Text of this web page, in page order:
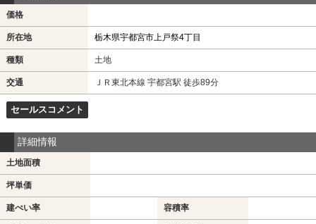
価格
所在地 栃木県宇都宮市上戸祭4丁目
種類 土地
交通 ＪＲ東北本線 宇都宮駅 徒歩89分
セールスコメント
詳細情報
土地面積
坪単価
建ぺい率 容積率